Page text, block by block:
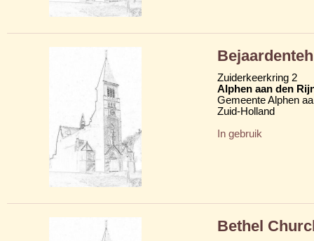
Zuiderkeerkring 2
Alphen aan den
Gemeente Alphen
Zuid-Holland
In gebruik
Bethel